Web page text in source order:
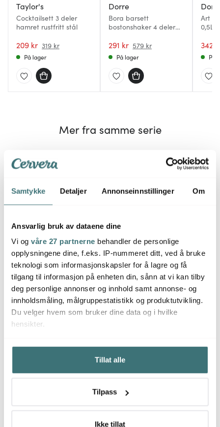
Samtykke Detaljer Annonseinnstillinger Om
Ansvarlig bruk av dataene dine
Vi og våre 27 partnerne behandler de personlige
opplysningene dine, f.eks. IP-nummeret ditt, ved å bruke
teknologi som informasjonskapsler for å lagre og få
tilgang til informasjon på enheten din, sånn at vi kan tilby
deg personlige annonser og innhold samt annonse- og
innholdsmåling, målgruppestatistikk og produktutvikling.
Du velger hvem som bruker dine data og i hvilke
hensikter.
Hvis du gir oss lov, vil vi også gjerne:
Innhente informasjon om den geografiske
beliggenheten din, som kan være nøyaktig innenfor
Identifisere enheten din ved å aktivt skanne den for
kan du lese om hvordan dine personlige
Tillat alle
Tilpass
Ikke tillat
Taylor's
Cocktailsett 3 deler
hamret rustfritt stål
209 kr 319 kr
På lager
Dorre
Bora barsett
bostonshaker 4 deler
291 kr 579 kr
På lager
Art
0,5L
342
På
Mer fra samme serie
Stiernholm
Drink Collection
champagnestopper
svart
87 kr 109 kr
På lager
Stiernholm
Drink Collection barskje
30 cm blank stål
99 kr
På lager
m/
Du kanskje også liker